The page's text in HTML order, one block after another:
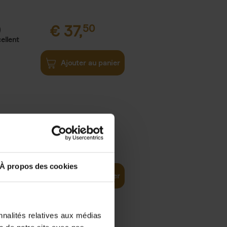
À propos des cookies
relatives aux médias
€ 37,50
Ajouter au panier
world 29,99
Ajouter au panier